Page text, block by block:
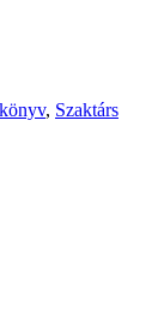
, Szaktárs